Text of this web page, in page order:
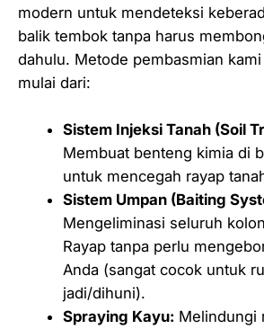
modern untuk mendeteksi
balik tembok tanpa harus
dahulu. Metode pembasmian
mulai dari:
Sistem Injeksi Tanah (Soil
Membuat benteng kimia di
untuk mencegah rayap
Sistem Umpan (Baiting
Mengeliminasi seluruh
Rayap tanpa perlu
Anda (sangat cocok untuk
jadi/dihuni).
Spraying Kayu: Melindungi